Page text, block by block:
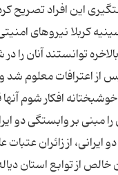
این افراد تصریح
كربلا نیروهای
توانستند آنان را در
از اعترافات معلوم شد
افكار شوم آنها
مبنی بر وابستگی دو
از زائران عتبات
از توابع استان